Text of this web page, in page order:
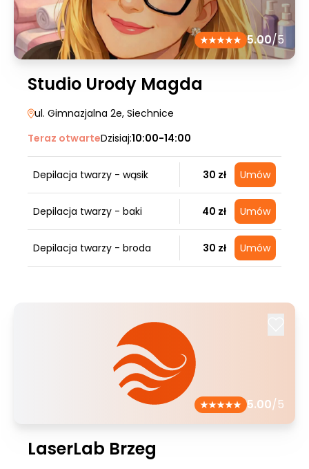
5.00/5
Studio Urody Magda
ul. Gimnazjalna 2e, Siechnice
Teraz otwarteDzisiaj:10:00-14:00
Depilacja twarzy - wąsik 30 zł Umów
Depilacja twarzy - baki 40 zł Umów
Depilacja twarzy - broda 30 zł Umów
5.00/5
LaserLab Brzeg